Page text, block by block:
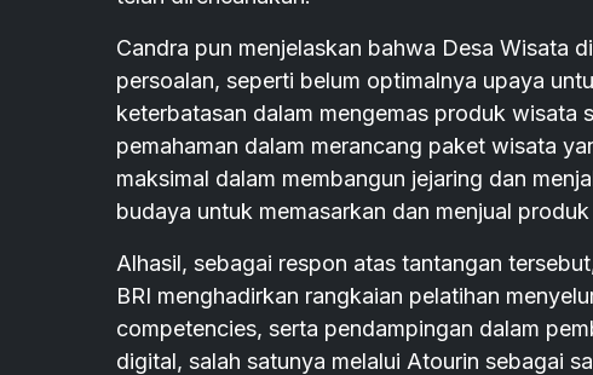
Candra pun menjelaskan bahwa Desa Wisata
persoalan, seperti belum optimalnya upaya
keterbatasan dalam mengemas produk
pemahaman dalam merancang paket wisata
maksimal dalam membangun jejaring dan
budaya untuk memasarkan dan menjual
Alhasil, sebagai respon atas tantangan
BRI menghadirkan rangkaian pelatihan
competencies, serta pendampingan dalam
digital, salah satunya melalui Atourin sebagai